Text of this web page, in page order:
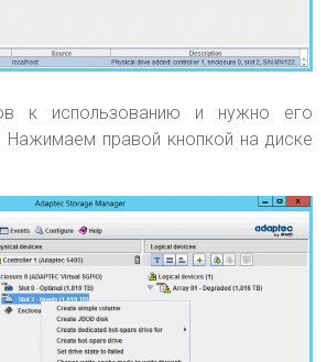
к использованию и нужно его
Нажимаем правой кнопкой на диске